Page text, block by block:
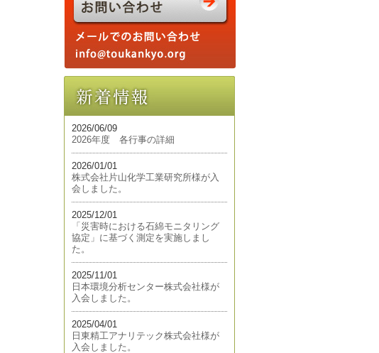
2026/06/09
2026年度 各行事の詳細
2026/01/01
株式会社片山化学工業研究所様が入
会しました。
2025/12/01
「災害時における石綿モニタリング
協定」に基づく測定を実施しまし
た。
2025/11/01
日本環境分析センター株式会社様が
入会しました。
2025/04/01
日東精工アナリテック株式会社様が
入会しました。